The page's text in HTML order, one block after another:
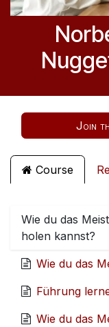
Join
Course
Wie du das
holen kannst?